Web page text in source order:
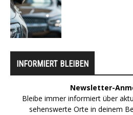
INFORMIERT BLEIBEN
Newsletter-
Bleibe immer informiert über
sehenswerte Orte in deinem